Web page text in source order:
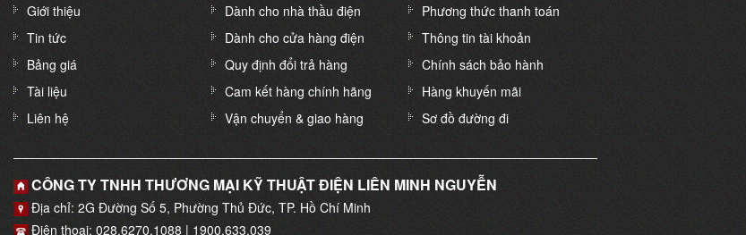
Giới thiệu
Tin tức
Bảng giá
Tài liệu
Liên hệ
Dành cho nhà thầu điện
Dành cho cửa hàng điện
Quy định đổi trả hàng
Cam kết hàng chính hãng
Vận chuyển & giao hàng
Phương thức thanh toán
Thông tin tài khoản
Chính sách bảo hành
Hàng khuyến mãi
Sơ đồ đường đi
CÔNG TY TNHH THƯƠNG MẠI KỸ THUẬT ĐIỆN LIÊN MINH NGUYỄN
Địa chỉ: 2G Đường Số 5, Phường Thủ Đức, TP. Hồ Chí Minh
Điện thoại: 028.6270.1088 | 1900.633.039